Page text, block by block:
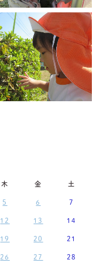
木 金 土
5 6 7
12 13 14
19 20 21
26 27 28